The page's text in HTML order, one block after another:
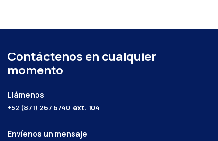
Contáctenos en cualquier
momento
Llámenos
+52 (871) 267 6740 ext. 104
Envíenos un mensaje